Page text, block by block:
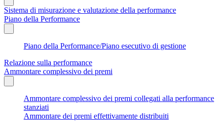
Sistema di misurazione e valutazione della performance
Piano della Performance
Piano della Performance/Piano esecutivo di gestione
Relazione sulla performance
Ammontare complessivo dei premi
Ammontare complessivo dei premi collegati alla performance
stanziati
Ammontare dei premi effettivamente distribuiti